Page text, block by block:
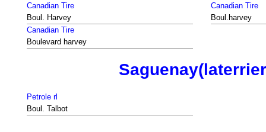
Canadian Tire
Boul. Harvey
Canadian Tire
Boul.harvey
Canadian Tire
Boulevard harvey
Petrole rl
Boul. Talbot